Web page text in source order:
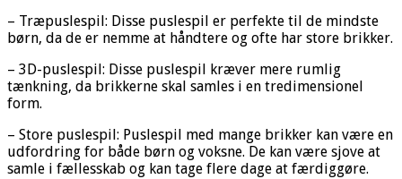
– Træpuslespil: Disse puslespil er perfekte til de mindste
børn, da de er nemme at håndtere og ofte har store brikker.
– 3D-puslespil: Disse puslespil kræver mere rumlig
tænkning, da brikkerne skal samles i en tredimensionel
form.
– Store puslespil: Puslespil med mange brikker kan være en
udfordring for både børn og voksne. De kan være sjove at
samle i fællesskab og kan tage flere dage at færdiggøre.